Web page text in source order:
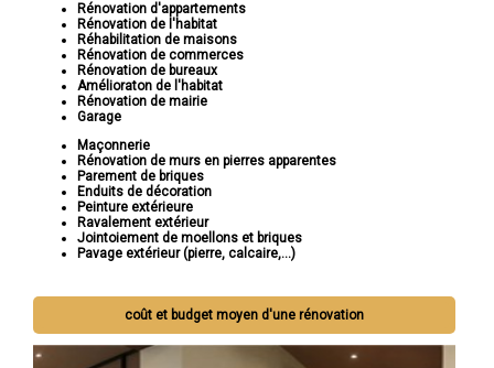
Rénovation d'appartements
Rénovation de l'habitat
Réhabilitation de maisons
Rénovation de commerces
Rénovation de bureaux
Amélioraton de l'habitat
Rénovation de mairie
Garage
Maçonnerie
Rénovation de murs en pierres apparentes
Parement de briques
Enduits de décoration
Peinture extérieure
Ravalement extérieur
Jointoiement de moellons et briques
Pavage extérieur (pierre, calcaire,...)
coût et budget moyen d'une rénovation